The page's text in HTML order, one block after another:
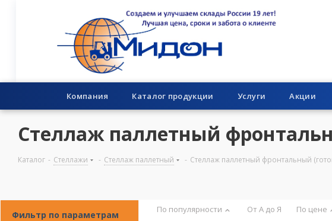
Компания Каталог продукции Услуги Акции
Стеллаж паллетный
Каталог - Стеллажи - Стеллаж паллетный - Стеллаж паллетный фронтальный
По популярности От А до Я По цене
Фильтр по параметрам